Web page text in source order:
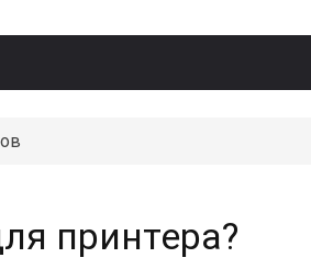
принтера?